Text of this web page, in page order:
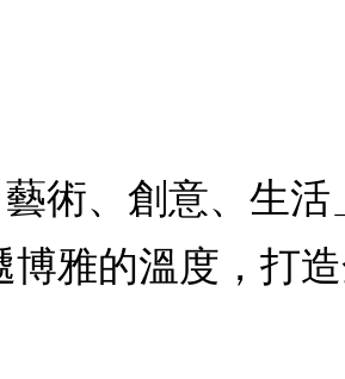
術、創意、生
雅的溫度，打造